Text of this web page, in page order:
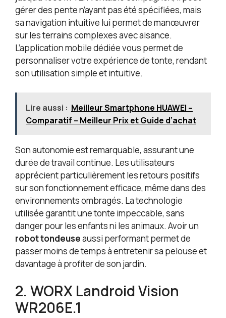
gérer des pente n’ayant pas été spécifiées, mais
sa navigation intuitive lui permet de manœuvrer
sur les terrains complexes avec aisance.
L’application mobile dédiée vous permet de
personnaliser votre expérience de tonte, rendant
son utilisation simple et intuitive.
Lire aussi : Meilleur Smartphone HUAWEI –
Comparatif – Meilleur Prix et Guide d’achat
Son autonomie est remarquable, assurant une
durée de travail continue. Les utilisateurs
apprécient particulièrement les retours positifs
sur son fonctionnement efficace, même dans des
environnements ombragés. La technologie
utilisée garantit une tonte impeccable, sans
danger pour les enfants ni les animaux. Avoir un
robot tondeuseaussi performant permet de
passer moins de temps à entretenir sa pelouse et
davantage à profiter de son jardin.
2. WORX Landroid Vision
WR206E.1